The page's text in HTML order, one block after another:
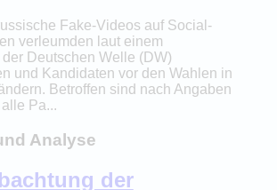
Fake-Videos auf Social-
verleumden laut einem
Deutschen Welle (DW)
und Kandidaten vor den Wahlen in
Betroffen sind nach Angaben
Pa...
Analyse
der